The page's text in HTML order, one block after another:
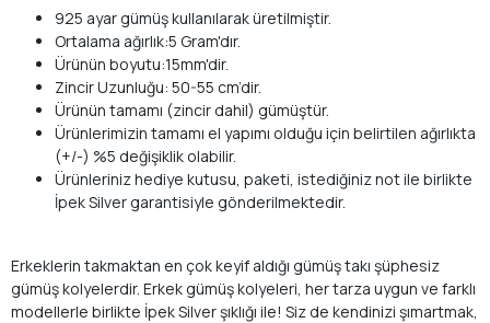
925 ayar gümüş kullanılarak üretilmiştir.
Ortalama ağırlık:5 Gram'dır.
Ürünün boyutu:15mm'dir.
Zincir Uzunluğu: 50-55 cm’dir.
Ürünün tamamı (zincir dahil) gümüştür.
Ürünlerimizin tamamı el yapımı olduğu için belirtilen ağırlıkta
(+/-) %5 değişiklik olabilir.
Ürünleriniz hediye kutusu, paketi, istediğiniz not ile birlikte
İpek Silver garantisiyle gönderilmektedir.
Erkeklerin takmaktan en çok keyif aldığı gümüş takı şüphesiz
gümüş kolyelerdir. Erkek gümüş kolyeleri, her tarza uygun ve farklı
modellerle birlikte İpek Silver şıklığı ile! Siz de kendinizi şımartmak,